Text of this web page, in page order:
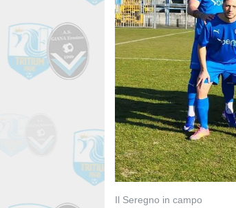
Il Seregno in campo